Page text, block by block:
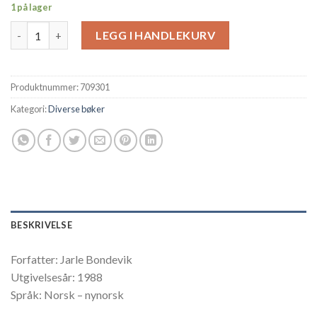
1 på lager
LEGG I HANDLEKURV
Produktnummer:709301
Kategori:Diverse bøker
BESKRIVELSE
Forfatter: Jarle Bondevik
Utgivelsesår: 1988
Språk: Norsk – nynorsk